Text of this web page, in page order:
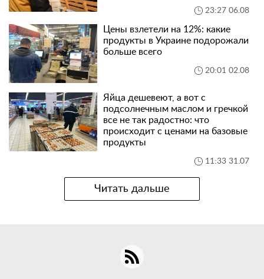
23:27 06.08
Цены взлетели на 12%: какие
продукты в Украине подорожали
больше всего
20:01 02.08
Яйца дешевеют, а вот с
подсолнечным маслом и гречкой
все не так радостно: что
происходит с ценами на базовые
продукты
11:33 31.07
Читать дальше